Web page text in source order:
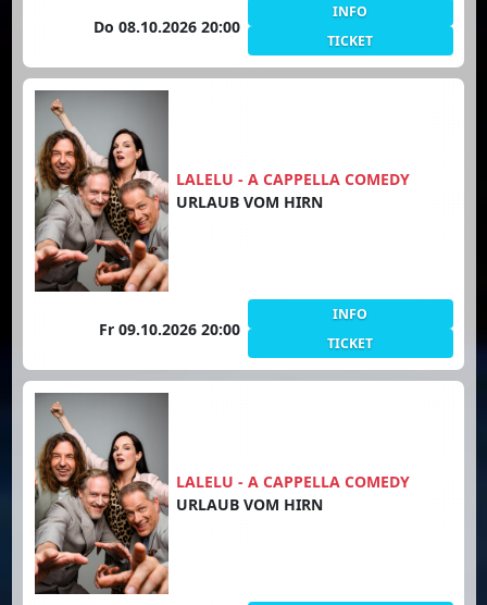
Do 08.10.2026 20:00
INFO
TICKET
LALELU - A CAPPELLA COMEDY
URLAUB VOM HIRN
Fr 09.10.2026 20:00
INFO
TICKET
LALELU - A CAPPELLA COMEDY
URLAUB VOM HIRN